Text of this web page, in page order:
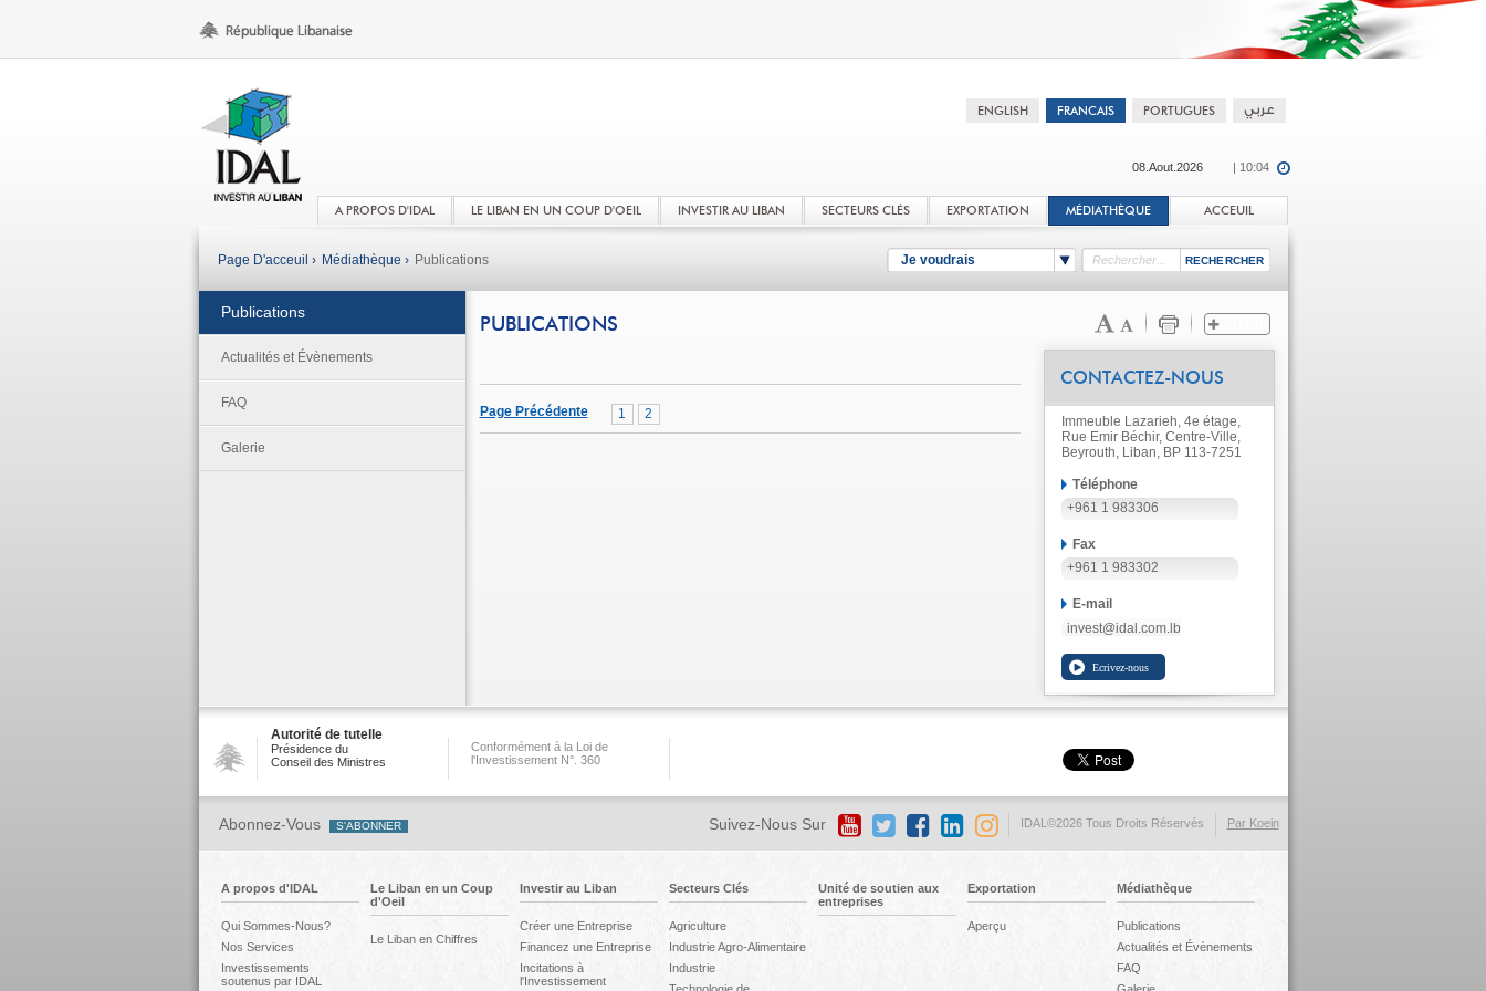
08.Aout.2026 | 10:04
A PROPOS D'IDAL LE LIBAN EN UN COUP D'OEIL INVESTIR AU LIBAN SECTEURS CLÉS EXPORTATION MÉDIATHÈQUE ACCEUIL
Je voudrais
Page D'acceuil › Médiathèque › Publications
Publications
Actualités et Évènements
FAQ
Galerie
PUBLICATIONS
1 2
Page Précédente
CONTACTEZ-NOUS
Immeuble Lazarieh, 4e étage,
Rue Emir Béchir, Centre-Ville,
Beyrouth, Liban, BP 113-7251
Téléphone
+961 1 983306
Fax
+961 1 983302
E-mail
invest@idal.com.lb
Autorité de tutelle
Présidence du
Conseil des Ministres
Conformément à la Loi de
l'Investissement N°. 360
Par Koein
IDAL©2026 Tous Droits Réservés
Abonnez-Vous Suivez-Nous Sur
A propos d'IDAL
Qui Sommes-Nous?
Nos Services
Investissements
soutenus par IDAL
Le Liban en un Coup
d'Oeil
Le Liban en Chiffres
Investir au Liban
Créer une Entreprise
Financez une Entreprise
Incitations à
l'Investissement
Secteurs Clés
Agriculture
Industrie Agro-Alimentaire
Industrie
Unité de soutien aux
entreprises
Exportation
Aperçu
Médiathèque
Publications
Actualités et Évènements
FAQ